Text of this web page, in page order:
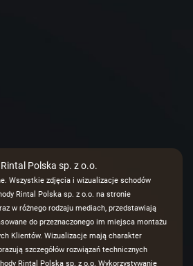
Polska sp. z o.o.
Wszystkie zdjęcia i wizualizacje schodów
Rintal Polska sp. z o.o. na stronie
w różnego rodzaju mediach, przedstawiają
do przeznaczonego im miejsca montażu
Klientów. Wizualizacje mają charakter
szczegółów rozwiązań technicznych
Rintal Polska sp. z o.o. Wykorzystywanie